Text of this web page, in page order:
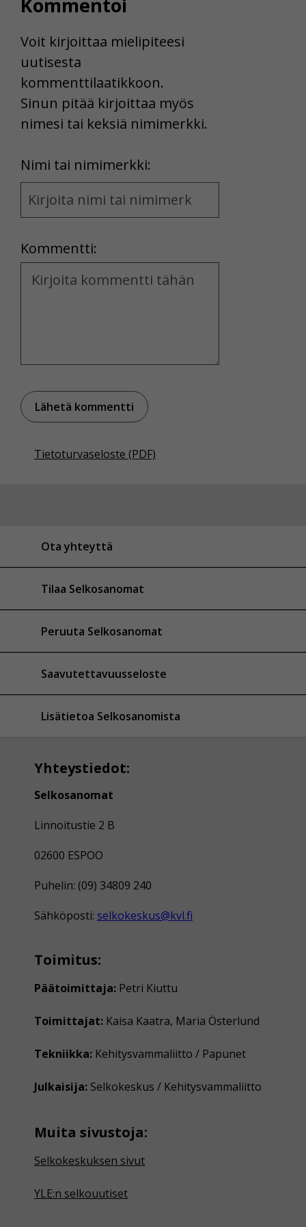
Voit kirjoittaa mielipiteesi
uutisesta
kommenttilaatikkoon.
Sinun pitää kirjoittaa myös
nimesi tai keksiä nimimerkki.
Nimi tai nimimerkki:
Name
and
Kommentti:
Kommentti
Tietoturvaseloste (PDF)
Ota yhteyttä
Tilaa Selkosanomat
Peruuta Selkosanomat
Saavutettavuusseloste
Lisätietoa Selkosanomista
Yhteystiedot:
Selkosanomat
Linnoitustie 2 B
02600 ESPOO
Puhelin: (09) 34809 240
Sähköposti: selkokeskus@kvl.fi
Toimitus:
Päätoimittaja: Petri Kiuttu
Toimittajat: Kaisa Kaatra, Maria Österlund
Tekniikka: Kehitysvammaliitto / Papunet
Julkaisija: Selkokeskus / Kehitysvammaliitto
Muita sivustoja:
Selkokeskuksen sivut
YLE:n selkouutiset